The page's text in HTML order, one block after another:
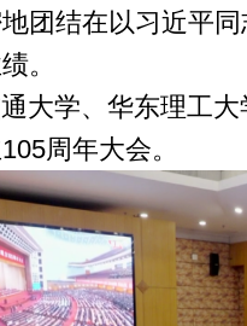
团结在以习近平
。
大学、华东理工
周年大会。